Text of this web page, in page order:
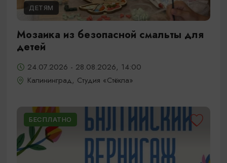
ДЕТЯМ
Мозаика из безопасной смальты для
детей
24.07.2026 - 28.08.2026, 14:00
Калининград, Студия «Стёкла»
БЕСПЛАТНО